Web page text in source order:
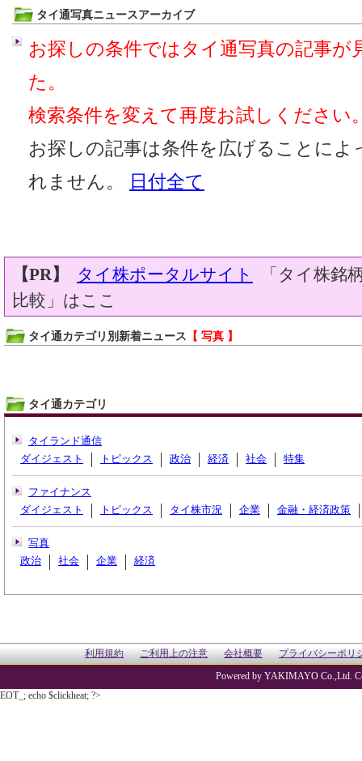
タイ通写真ニュースアーカイブ
お探しの条件ではタイ通写真の記事が
た。
検索条件を変えて再度お試しください
お探しの記事は条件を広げることに
れません。
日付全て
【PR】 タイ株ポータルサイト
「タイ株銘
比較」はここ
タイ通カテゴリ別新着ニュース 【 写真 】
タイ通カテゴリ
タイランド通信
ダイジェスト
トピックス 政治 経済 社会 特集
ファイナンス
ダイジェスト
トピックス タイ株市況 企業 金融・経済政策
写真
政治
社会 企業 経済
利用規約 ご利用上の注意 会社概要 プライバシーポリ
Powered by YAKIMAYO Co.,Ltd.
EOT_; echo $clickheat; ?>